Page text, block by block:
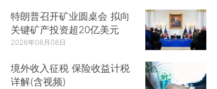
特朗普召开矿业圆桌会 拟向
关键矿产投资超20亿美元
2026年08月08日
境外收入征税 保险收益计税
详解(含视频)